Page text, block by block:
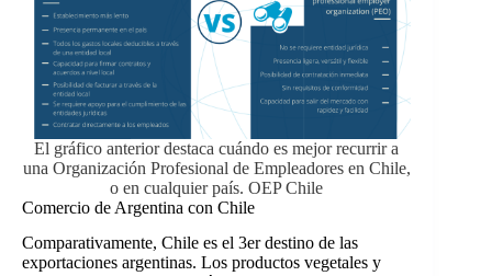
El gráfico anterior destaca cuándo es mejor recurrir a
una Organización Profesional de Empleadores en Chile,
o en cualquier país. OEP Chile
Comercio de Argentina con Chile
Comparativamente, Chile es el 3er destino de las
exportaciones argentinas. Los productos vegetales y